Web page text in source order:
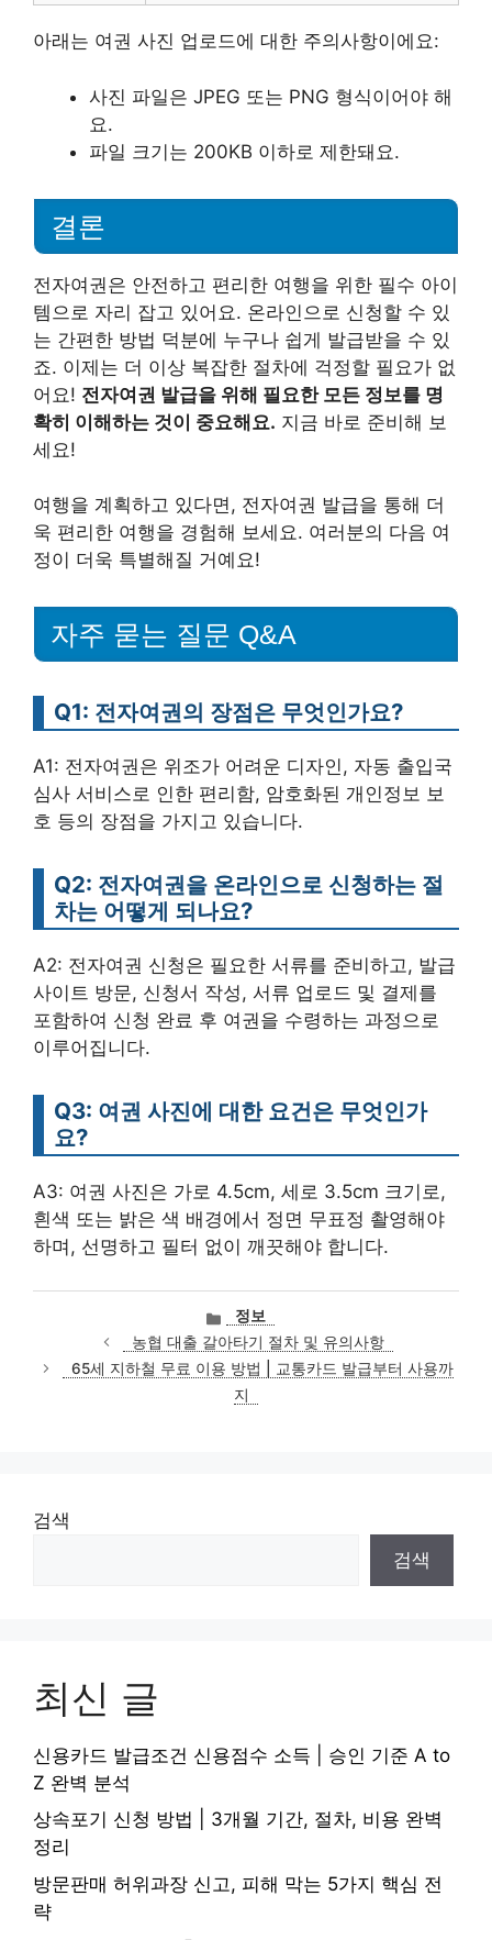
아래는 여권 사진 업로드에 대한 주의사항이에요:
사진 파일은 JPEG 또는 PNG 형식이어야 해
요.
파일 크기는 200KB 이하로 제한돼요.
결론
전자여권은 안전하고 편리한 여행을 위한 필수 아이
템으로 자리 잡고 있어요. 온라인으로 신청할 수 있
는 간편한 방법 덕분에 누구나 쉽게 발급받을 수 있
죠. 이제는 더 이상 복잡한 절차에 걱정할 필요가 없
어요! 전자여권 발급을 위해 필요한 모든 정보를 명
확히 이해하는 것이 중요해요. 지금 바로 준비해 보
세요!
여행을 계획하고 있다면, 전자여권 발급을 통해 더
욱 편리한 여행을 경험해 보세요. 여러분의 다음 여
정이 더욱 특별해질 거예요!
자주 묻는 질문 Q&A
Q1: 전자여권의 장점은 무엇인가요?
A1: 전자여권은 위조가 어려운 디자인, 자동 출입국
심사 서비스로 인한 편리함, 암호화된 개인정보 보
호 등의 장점을 가지고 있습니다.
Q2: 전자여권을 온라인으로 신청하는 절
차는 어떻게 되나요?
A2: 전자여권 신청은 필요한 서류를 준비하고, 발급
사이트 방문, 신청서 작성, 서류 업로드 및 결제를
포함하여 신청 완료 후 여권을 수령하는 과정으로
이루어집니다.
Q3: 여권 사진에 대한 요건은 무엇인가
요?
A3: 여권 사진은 가로 4.5cm, 세로 3.5cm 크기로,
흰색 또는 밝은 색 배경에서 정면 무표정 촬영해야
하며, 선명하고 필터 없이 깨끗해야 합니다.
카
테
고
리
정보
농협 대출 갈아타기 절차 및 유의사항
65세 지하철 무료 이용 방법 | 교통카드 발급부터 사용까
지
검색
검색
최신 글
신용카드 발급조건 신용점수 소득 | 승인 기준 A to
Z 완벽 분석
상속포기 신청 방법 | 3개월 기간, 절차, 비용 완벽
정리
방문판매 허위과장 신고, 피해 막는 5가지 핵심 전
략